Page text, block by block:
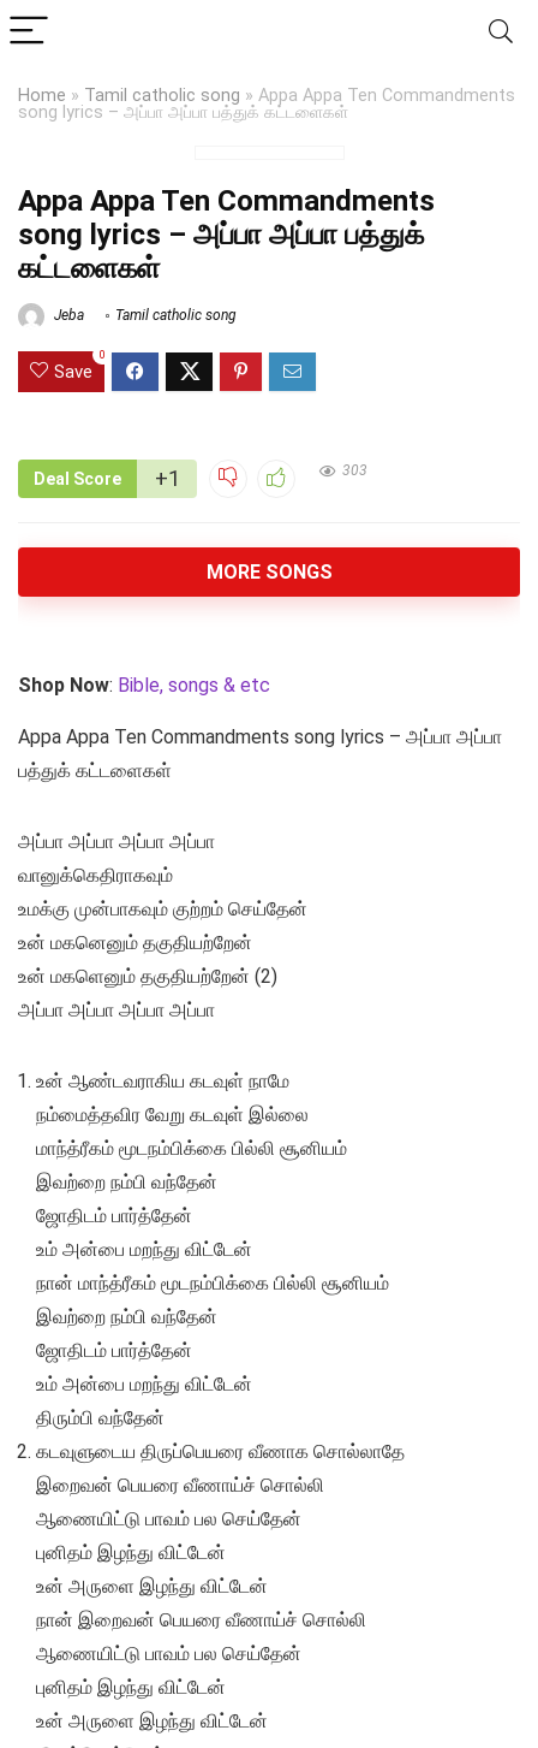
Home » Tamil catholic song » Appa Appa Ten Commandments
song lyrics – அப்பா அப்பா பத்துக் கட்டளைகள்
Appa Appa Ten Commandments
song lyrics – அப்பா அப்பா பத்துக்
கட்டளைகள்
Jeba Tamil catholic song
Save
0
Deal Score +1 303
MORE SONGS
Shop Now: Bible, songs & etc
Appa Appa Ten Commandments song lyrics – அப்பா அப்பா
பத்துக் கட்டளைகள்
அப்பா அப்பா அப்பா அப்பா
வானுக்கெதிராகவும்
உமக்கு முன்பாகவும் குற்றம் செய்தேன்
உன் மகனெனும் தகுதியற்றேன்
உன் மகளெனும் தகுதியற்றேன் (2)
அப்பா அப்பா அப்பா அப்பா
உன் ஆண்டவராகிய கடவுள் நாமே
நம்மைத்தவிர வேறு கடவுள் இல்லை
மாந்த்ரீகம் மூடநம்பிக்கை பில்லி சூனியம்
இவற்றை நம்பி வந்தேன்
ஜோதிடம் பார்த்தேன்
உம் அன்பை மறந்து விட்டேன்
நான் மாந்த்ரீகம் மூடநம்பிக்கை பில்லி சூனியம்
இவற்றை நம்பி வந்தேன்
ஜோதிடம் பார்த்தேன்
உம் அன்பை மறந்து விட்டேன்
திரும்பி வந்தேன்
கடவுளுடைய திருப்பெயரை வீணாக சொல்லாதே
இறைவன் பெயரை வீணாய்ச் சொல்லி
ஆணையிட்டு பாவம் பல செய்தேன்
புனிதம் இழந்து விட்டேன்
உன் அருளை இழந்து விட்டேன்
நான் இறைவன் பெயரை வீணாய்ச் சொல்லி
ஆணையிட்டு பாவம் பல செய்தேன்
புனிதம் இழந்து விட்டேன்
உன் அருளை இழந்து விட்டேன்